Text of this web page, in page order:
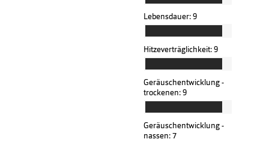
Lebensdauer:9
Hitzeverträglichkeit:9
Geräuschentwicklung -
trockenen:9
Geräuschentwicklung -
nassen:7